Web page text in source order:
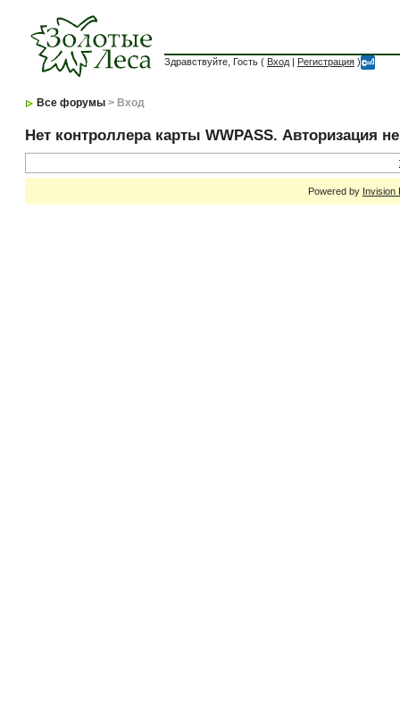
Здравствуйте, Гость ( Вход | Регистрация )
Все форумы > Вход
Нет контроллера карты WWPASS. Авторизация
Powered by Invision